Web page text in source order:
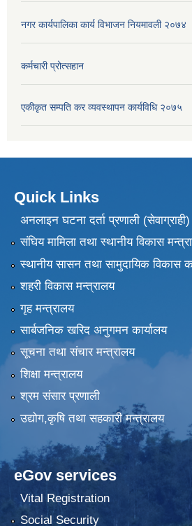
नगर कार्यपालिका कार्य विभाजन नियमावली २०७४
कर्मचारी प्रोत्सहान
एकीकृत सम्पति कर व्यवस्थापन कार्यविधि २०७५
Quick Links
अनलाइन घटना दर्ता प्रणाली (सेवाग्राही)
संघिय मामिला तथा स्थानीय विकास
स्थानीय सासन तथा सामुदायिक विकास
शहरी विकास मन्त्रालय
गृह मन्त्रालय
सार्बजनिक खरिद अनुगमन कार्यालय
सूचना तथा संचार मन्त्रालय
शिक्षा मन्त्रालय
श्रम संसार प्रणाली
उद्योग,कृषि तथा सहकारी मन्त्रालय
eGov services
Vital Registration
Social Security